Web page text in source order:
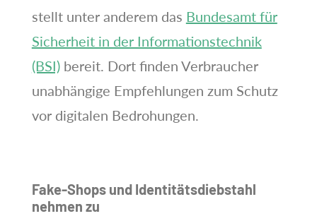
stellt unter anderem das Bundesamt für
Sicherheit in der Informationstechnik
(BSI)bereit. Dort finden Verbraucher
unabhängige Empfehlungen zum Schutz
vor digitalen Bedrohungen.
Fake-Shops und Identitätsdiebstahl
nehmen zu